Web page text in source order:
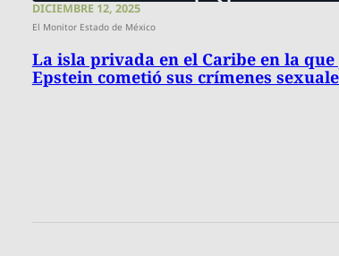
DICIEMBRE 12, 2025
El Monitor Estado de México
La isla privada en el Caribe en la que
Epstein cometió sus crímenes